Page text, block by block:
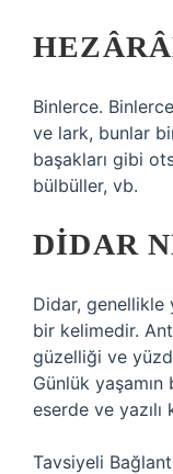
Binlerce.
ve lark, bunlar
başakları gibi
bülbüller, vb.
DIDAR
Didar,
bir kelimedir.
güzelliği ve
Günlük
eserde ve yazılı
Tavsiyeli